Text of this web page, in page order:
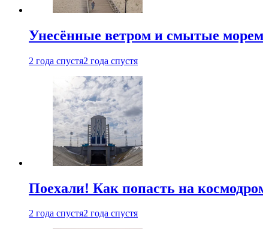
Унесённые ветром и смытые
2 года спустя2 года спустя
Поехали! Как попасть на
2 года спустя2 года спустя